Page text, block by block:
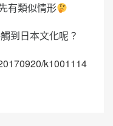
有類似情形
到日本文化呢？
k1001114